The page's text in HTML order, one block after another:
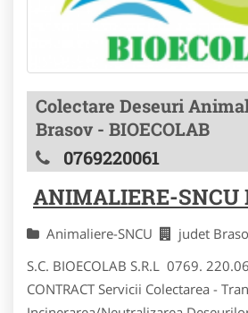
Colectare Deseuri
Brasov - BIOECOLAB
0769220061
ANIMALIERE-SNCU
Animaliere-SNCU judet
S.C. BIOECOLAB S.R.L 0769.
CONTRACT Servicii Colectarea -